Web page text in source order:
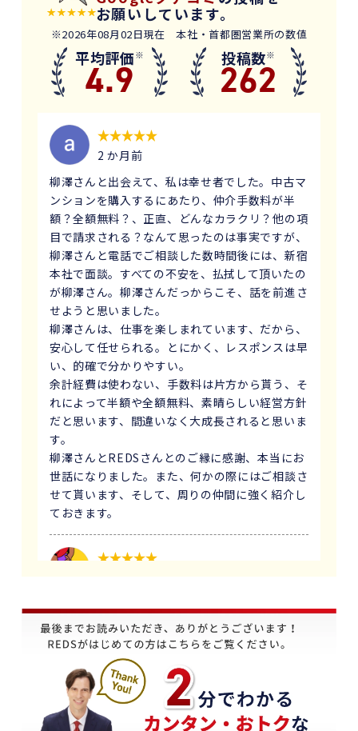
お願いしています。
※2026年08月02日現在 本社・首都圏営業所の数値
平均評価※
4.9 投稿数※
262
2 か月前
柳澤さんと出会えて、私は幸せ者でした。中古マ
ンションを購入するにあたり、仲介手数料が半
額？全額無料？、正直、どんなカラクリ？他の項
目で請求される？なんて思ったのは事実ですが、
柳澤さんと電話でご相談した数時間後には、新宿
本社で面談。すべての不安を、払拭して頂いたの
が柳澤さん。柳澤さんだっからこそ、話を前進さ
せようと思いました。
柳澤さんは、仕事を楽しまれています、だから、
安心して任せられる。とにかく、レスポンスは早
い、的確で分かりやすい。
余計経費は使わない、手数料は片方から貰う、そ
れによって半額や全額無料、素晴らしい経営方針
だと思います、間違いなく大成長されると思いま
す。
柳澤さんとREDSさんとのご縁に感謝、本当にお
世話になりました。また、何かの際にはご相談さ
せて貰います、そして、周りの仲間に強く紹介し
ておきます。
受け、すぐにREDSを紹介しました。
他の不動産会社と違って、売り込みが全くなく自
分のペースで進めることが出来るのが非常に大き
かったです。
担当の下山さんには大変お世話になりました。